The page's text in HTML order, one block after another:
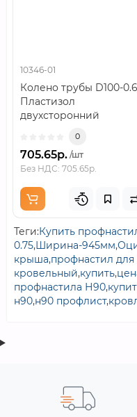
10346-01
Колено трубы D100-0.6
Пластизол
двухсторонний
0
705.65р. /шт
Без НДС: 705.65р.
Теги:Купить
0.75,Ширина-945мм,
крыша,профнастил
кровельный,купить,
профнастила Н90,
н90,н90 профлист,